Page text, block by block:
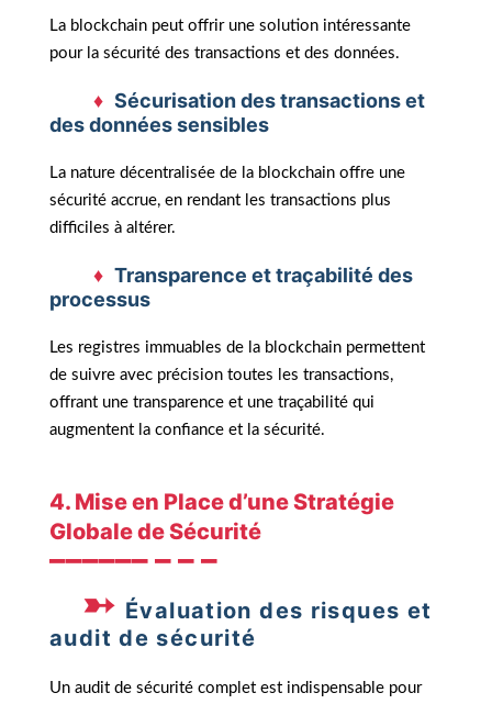
La blockchain peut offrir une solution intéressante
pour la sécurité des transactions et des données.
Sécurisation des transactions et
des données sensibles
La nature décentralisée de la blockchain offre une
sécurité accrue, en rendant les transactions plus
difficiles à altérer.
Transparence et traçabilité des
processus
Les registres immuables de la blockchain permettent
de suivre avec précision toutes les transactions,
offrant une transparence et une traçabilité qui
augmentent la confiance et la sécurité.
4. Mise en Place d’une Stratégie
Globale de Sécurité
Évaluation des risques et
audit de sécurité
Un audit de sécurité complet est indispensable pour